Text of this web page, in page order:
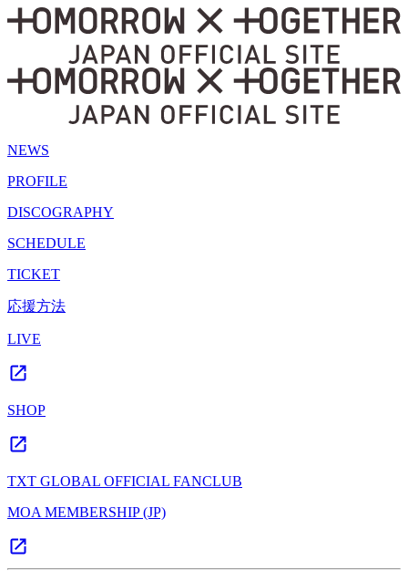
NEWS
PROFILE
DISCOGRAPHY
SCHEDULE
TICKET
応援方法
LIVE
SHOP
TXT GLOBAL OFFICIAL FANCLUB
MOA MEMBERSHIP (JP)